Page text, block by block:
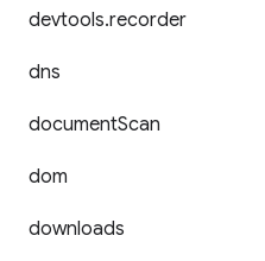
devtools.recorder
dns
documentScan
dom
downloads